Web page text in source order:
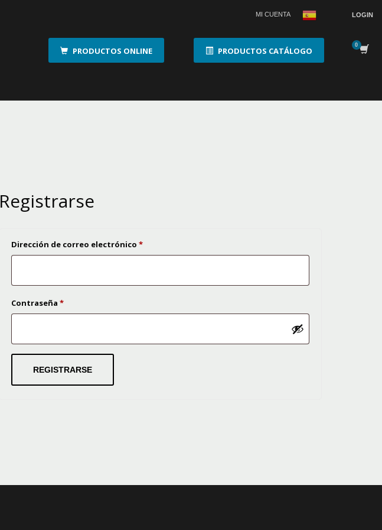
MI CUENTA LOGIN
PRODUCTOS ONLINE PRODUCTOS CATÁLOGO
Registrarse
Dirección de correo electrónico *Obligatorio
Contraseña *Obligatorio
REGISTRARSE